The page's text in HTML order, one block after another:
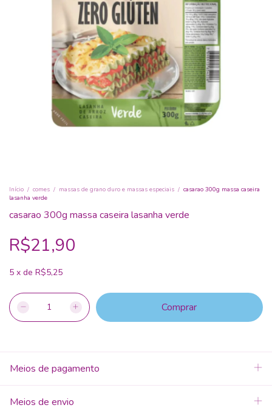
Início / comes / massas de grano duro e massas especiais / casarao 300g massa caseira
lasanha verde
casarao 300g massa caseira lasanha verde
R$21,90
5 x de R$5,25
Meios de pagamento
Meios de envio